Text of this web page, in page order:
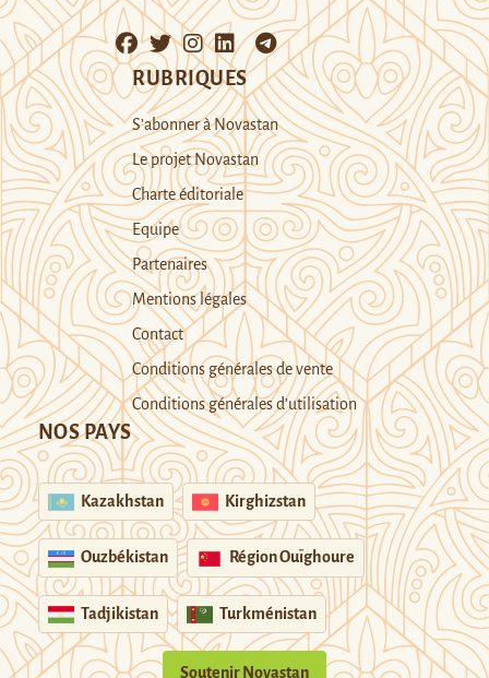
RUBRIQUES
S’abonner à Novastan
Le projet Novastan
Charte éditoriale
Equipe
Partenaires
Mentions légales
Contact
Conditions générales de vente
Conditions générales d’utilisation
NOS PAYS
Kazakhstan Kirghizstan
Ouzbékistan Région Ouïghoure
Tadjikistan Turkménistan
Soutenir Novastan